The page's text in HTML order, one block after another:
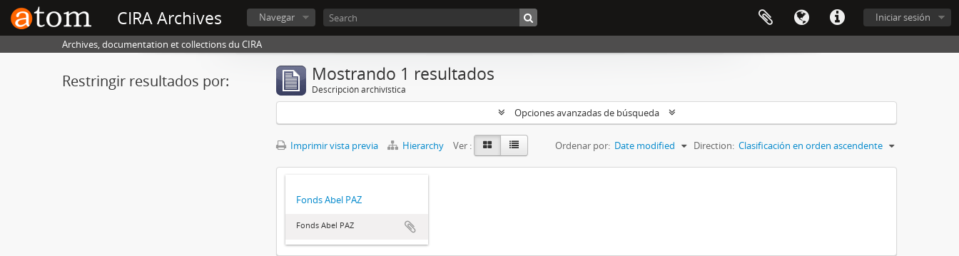
CIRA Archives Iniciar sesión
Navegar
Archives, documentation et collections du CIRA
Restringir resultados por: Mostrando 1 resultados
Descripción archivística
Opciones avanzadas de búsqueda
Imprimir vista previa Hierarchy Ver : Ordenar por: Date modified Direction: Clasificación en orden ascendente
Fonds Abel PAZ
Fonds Abel PAZ